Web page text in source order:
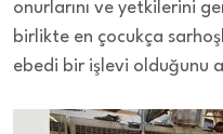
onurlarını ve yetkilerini
birlikte en çocukça
ebedi bir işlevi olduğunu